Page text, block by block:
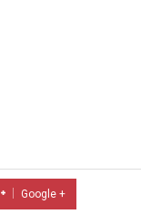
Google +